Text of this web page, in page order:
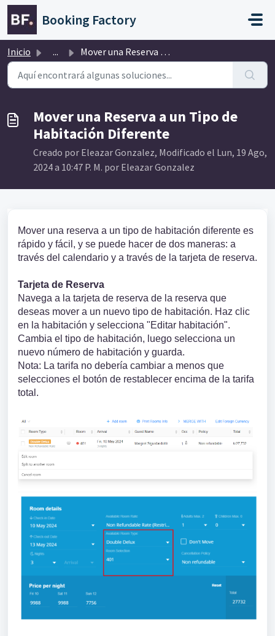
Saltar al contenido principal
Booking Factory
Inicio ... Mover una Reserva a un Tipo de Habitación Diferente
Mover una Reserva a un Tipo de
Habitación Diferente
Creado por Eleazar Gonzalez, Modificado el Lun, 19 Ago,
2024 a 10:47 P. M. por Eleazar Gonzalez
Mover una reserva a un tipo de habitación diferente es
rápido y fácil, y se puede hacer de dos maneras: a
través del calendario y a través de la tarjeta de reserva.
Tarjeta de Reserva
Navega a la tarjeta de reserva de la reserva que
deseas mover a un nuevo tipo de habitación. Haz clic
en la habitación y selecciona "Editar habitación".
Cambia el tipo de habitación, luego selecciona un
nuevo número de habitación y guarda.
Nota: La tarifa no debería cambiar a menos que
selecciones el botón de restablecer encima de la tarifa
total.